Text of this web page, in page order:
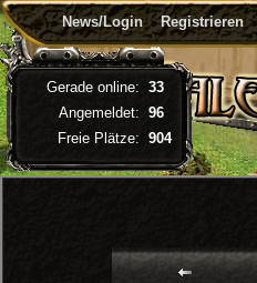
News/Login Registrieren
Gerade online: 33
Angemeldet: 96
Freie Plätze: 904